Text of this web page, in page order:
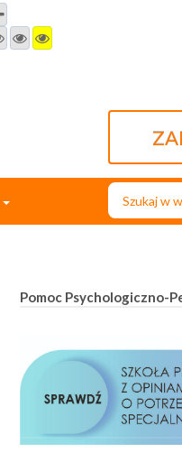
Szukaj...
Pomoc Psychologiczno-